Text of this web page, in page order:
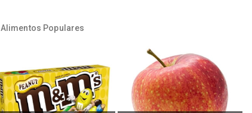
Alimentos Populares